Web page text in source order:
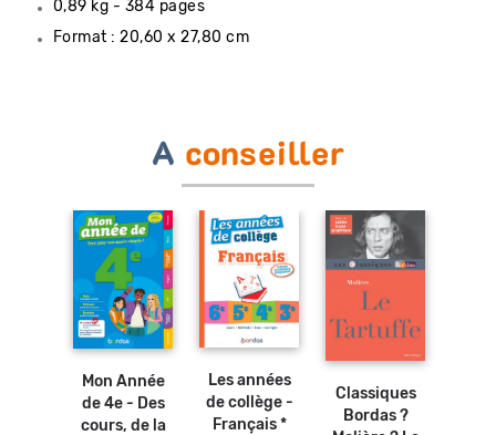
0,89 kg - 384 pages
Format : 20,60 x 27,80 cm
A conseiller
Ajouter
au
Mon Année
de 4e - Des
cours, de la
Ajouter
au
Les années
de collège -
Français *
au
Classiques
Bordas ?